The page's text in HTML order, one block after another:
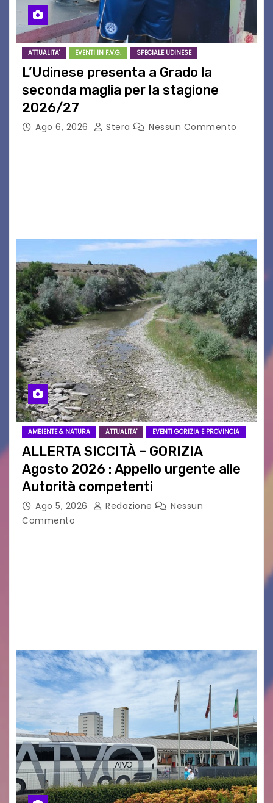
ATTUALITA' EVENTI IN F.V.G. SPECIALE UDINESE
L’Udinese presenta a Grado la
seconda maglia per la stagione
2026/27
Ago 6, 2026 Stera Nessun Commento
AMBIENTE & NATURA ATTUALITA' EVENTI GORIZIA E PROVINCIA
ALLERTA SICCITÀ – GORIZIA
Agosto 2026 : Appello urgente alle
Autorità competenti
Ago 5, 2026 Redazione
Nessun
Commento